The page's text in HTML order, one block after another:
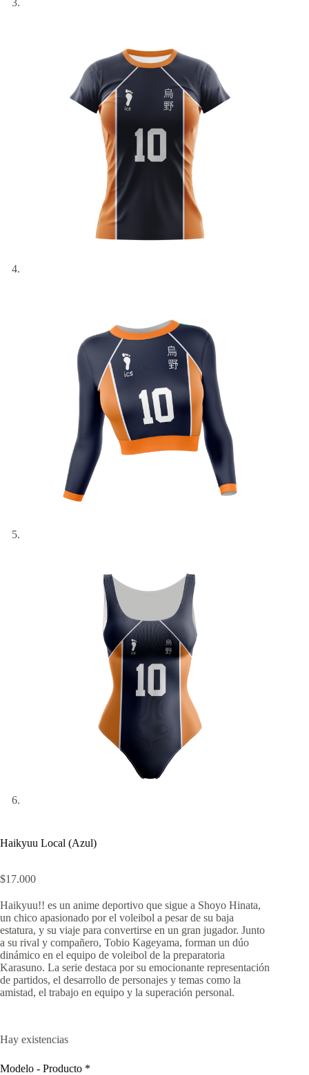
Haikyuu Local (Azul)
$17.000
Haikyuu!! es un anime deportivo que sigue a Shoyo Hinata,
un chico apasionado por el voleibol a pesar de su baja
estatura, y su viaje para convertirse en un gran jugador. Junto
a su rival y compañero, Tobio Kageyama, forman un dúo
dinámico en el equipo de voleibol de la preparatoria
Karasuno. La serie destaca por su emocionante representación
de partidos, el desarrollo de personajes y temas como la
amistad, el trabajo en equipo y la superación personal.
Hay existencias
Modelo - Producto *